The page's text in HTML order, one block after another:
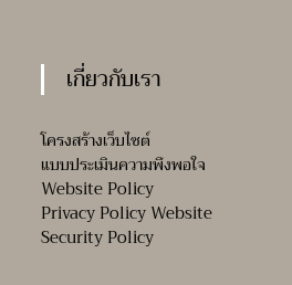
เกี่ยวกับเรา
โครงสร้างเว็บไซต์
แบบประเมินความพึงพอใจ
Website Policy
Privacy Policy Website
Security Policy